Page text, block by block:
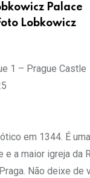
Palace
Lobkowicz
1 – Prague Castle
em 1344. É
a maior igreja da
Não deixe de